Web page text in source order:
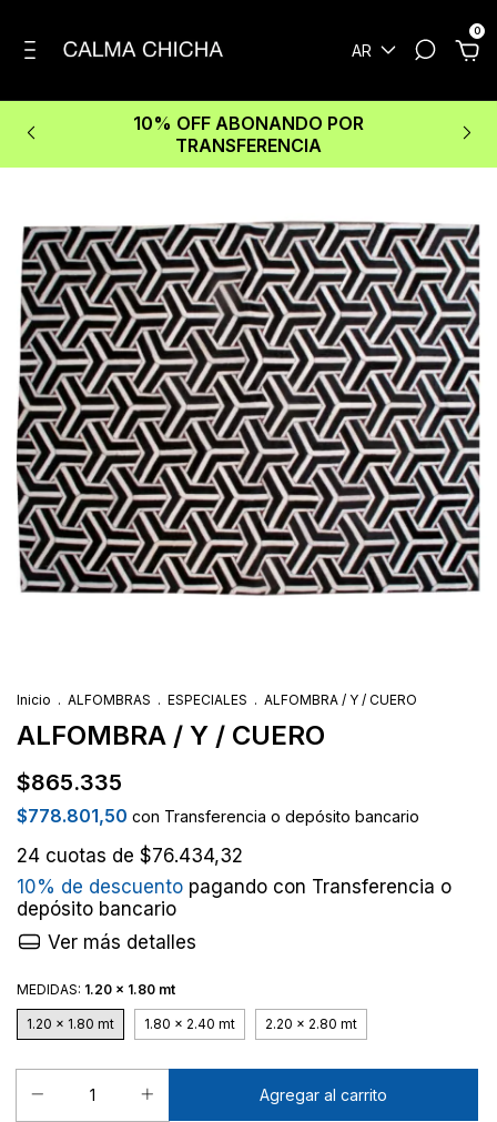
AR
0
10% OFF ABONANDO POR
TRANSFERENCIA
Inicio . ALFOMBRAS . ESPECIALES . ALFOMBRA / Y / CUERO
ALFOMBRA / Y / CUERO
$865.335
$778.801,50 con Transferencia o depósito bancario
24 cuotas de $76.434,32
10% de descuento pagando con Transferencia o
depósito bancario
Ver más detalles
MEDIDAS: 1.20 x 1.80 mt
1.20 x 1.80 mt 1.80 x 2.40 mt 2.20 x 2.80 mt